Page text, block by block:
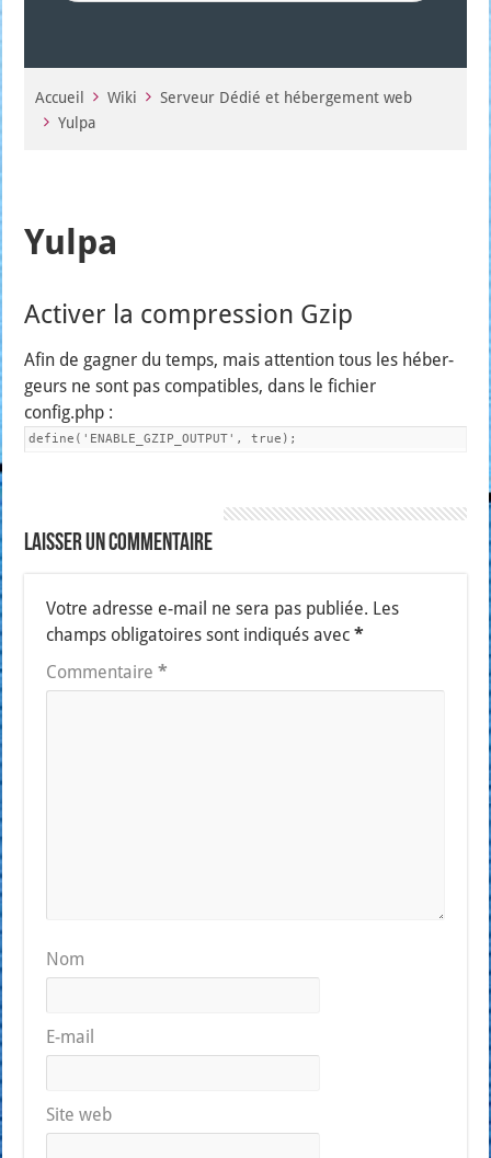
Accueil Wiki
Serveur Dédié et hébergement web
Yulpa
Yulpa
Activer la compression Gzip
Afin de gagner du temps, mais atten­tion tous les héber­
geurs ne sont pas com­pa­tibles, dans le fichier
config.php :
define('ENABLE_GZIP_OUTPUT', true);
Laisser un commentaire
Votre adresse e-mail ne sera pas publiée. Les
champs obligatoires sont indiqués avec*
Commentaire*
Nom
E-mail
Site web